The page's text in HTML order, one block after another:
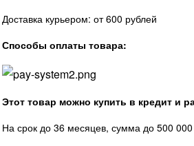
Доставка курьером: от 600 рублей
Способы оплаты товара:
Этот товар можно купить в кредит и
На срок до 36 месяцев, сумма до 500